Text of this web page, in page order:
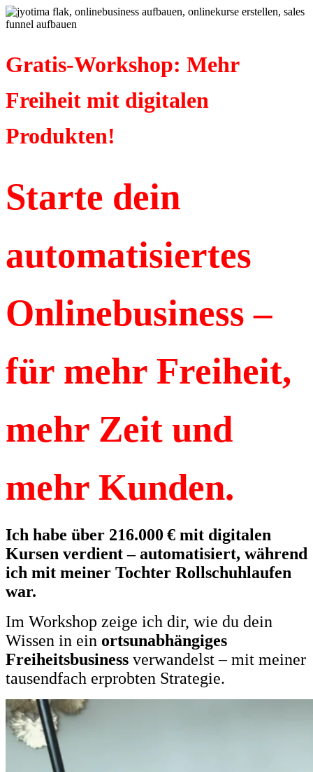
Gratis-Workshop: Mehr
Freiheit mit digitalen
Produkten!
Starte dein
automatisiertes
Onlinebusiness –
für mehr Freiheit,
mehr Zeit und
mehr Kunden.
Ich habe über 216.000 € mit digitalen
Kursen verdient – automatisiert, während
ich mit meiner Tochter Rollschuhlaufen
war.
Im Workshop zeige ich dir, wie du dein
Wissen in ein ortsunabhängiges
Freiheitsbusiness verwandelst – mit meiner
tausendfach erprobten Strategie.